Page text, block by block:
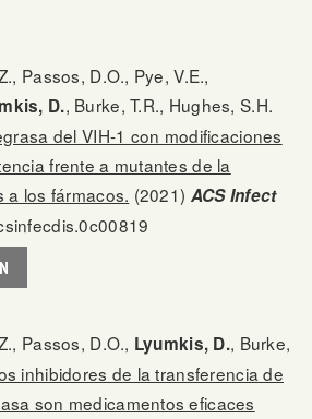
Passos, D.O., Pye, V.E.,
D., Burke, T.R., Hughes, S.H.
del VIH-1 con modificaciones
frente a mutantes de la
a los fármacos. (2021) ACS Infect
Passos, D.O., Lyumkis, D., Burke,
inhibidores de la transferencia de
son medicamentos eficaces